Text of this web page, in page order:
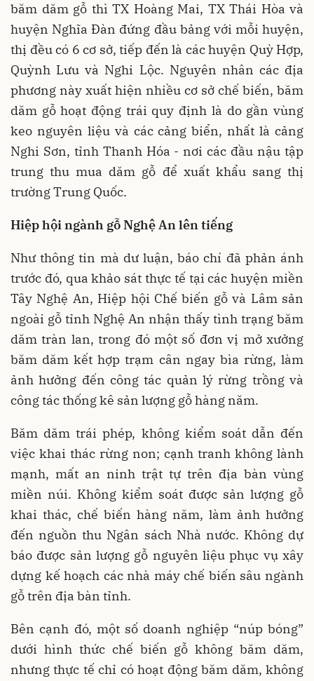
băm dăm gỗ thì TX Hoàng Mai, TX Thái Hòa và
huyện Nghĩa Đàn đứng đầu bảng với mỗi huyện,
thị đều có 6 cơ sở, tiếp đến là các huyện Quỳ Hợp,
Quỳnh Lưu và Nghi Lộc. Nguyên nhân các địa
phương này xuất hiện nhiều cơ sở chế biến, băm
dăm gỗ hoạt động trái quy định là do gần vùng
keo nguyên liệu và các cảng biển, nhất là cảng
Nghi Sơn, tỉnh Thanh Hóa - nơi các đầu nậu tập
trung thu mua dăm gỗ để xuất khẩu sang thị
trường Trung Quốc.
Hiệp hội ngành gỗ Nghệ An lên tiếng
Như thông tin mà dư luận, báo chí đã phản ánh
trước đó, qua khảo sát thực tế tại các huyện miền
Tây Nghệ An, Hiệp hội Chế biến gỗ và Lâm sản
ngoài gỗ tỉnh Nghệ An nhận thấy tình trạng băm
dăm tràn lan, trong đó một số đơn vị mở xưởng
băm dăm kết hợp trạm cân ngay bìa rừng, làm
ảnh hưởng đến công tác quản lý rừng trồng và
công tác thống kê sản lượng gỗ hàng năm.
Băm dăm trái phép, không kiểm soát dẫn đến
việc khai thác rừng non; cạnh tranh không lành
mạnh, mất an ninh trật tự trên địa bàn vùng
miền núi. Không kiểm soát được sản lượng gỗ
khai thác, chế biến hàng năm, làm ảnh hưởng
đến nguồn thu Ngân sách Nhà nước. Không dự
báo được sản lượng gỗ nguyên liệu phục vụ xây
dựng kế hoạch các nhà máy chế biến sâu ngành
gỗ trên địa bàn tỉnh.
Bên cạnh đó, một số doanh nghiệp “núp bóng”
dưới hình thức chế biến gỗ không băm dăm,
nhưng thực tế chỉ có hoạt động băm dăm, không